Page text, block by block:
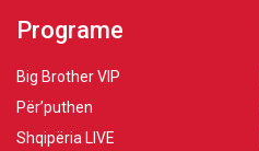
Programe
Big Brother VIP
Për’puthen
Shqipëria LIVE